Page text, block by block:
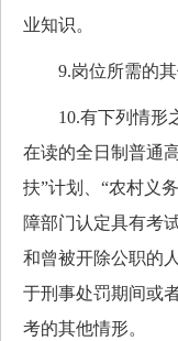
业知识。
9.岗位所需的其
10.有下列情形之
在读的全日制普通
扶”计划、“农村义
障部门认定具有考
和曾被开除公职的
于刑事处罚期间或
考的其他情形。